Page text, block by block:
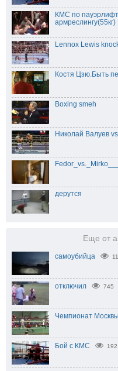
КМС по
армреслингу(55кг)
Lennox Lewis
Костя Цзю.Быть
Boxing smeh
Николай Валуев
дерутся
Еще от
самоубийца
отключил 745
Чемпионат
Бой с КМС 192